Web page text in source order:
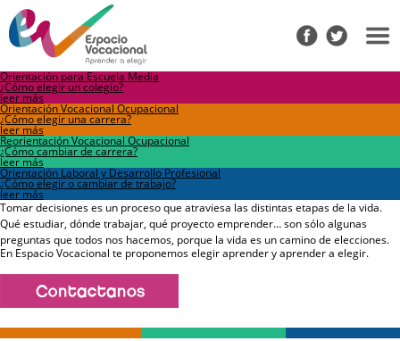
Orientación para Escuela Media
¿Cómo elegir un colegio?
leer más
Orientación Vocacional Ocupacional
¿Cómo elegir una carrera?
leer más
Reorientación Vocacional Ocupacional
¿Cómo cambiar de carrera?
leer más
Orientación Laboral y Desarrollo Profesional
¿Cómo elegir o cambiar de trabajo?
leer más
Tomar decisiones es un proceso que atraviesa las distintas etapas de la vida.
Qué estudiar, dónde trabajar, qué proyecto emprender… son sólo algunas
preguntas que todos nos hacemos, porque la vida es un camino de elecciones.
En Espacio Vocacional te proponemoselegir aprender y aprender a elegir.